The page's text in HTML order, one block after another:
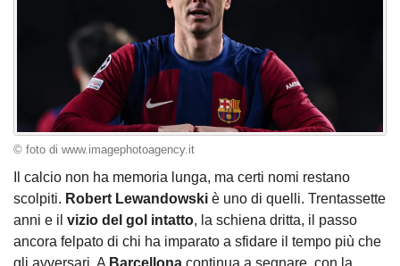
© foto di www.imagephotoagency.it
Il calcio non ha memoria lunga, ma certi nomi restano
scolpiti. Robert Lewandowski è uno di quelli. Trentassette
anni e il vizio del gol intatto, la schiena dritta, il passo
ancora felpato di chi ha imparato a sfidare il tempo più che